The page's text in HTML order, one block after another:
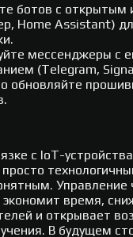
ботов с открытым
Home Assistant)
мессенджеры с
(Telegram,
обновляйте
с IoT-
Управление
время,
и открывает
В будущем